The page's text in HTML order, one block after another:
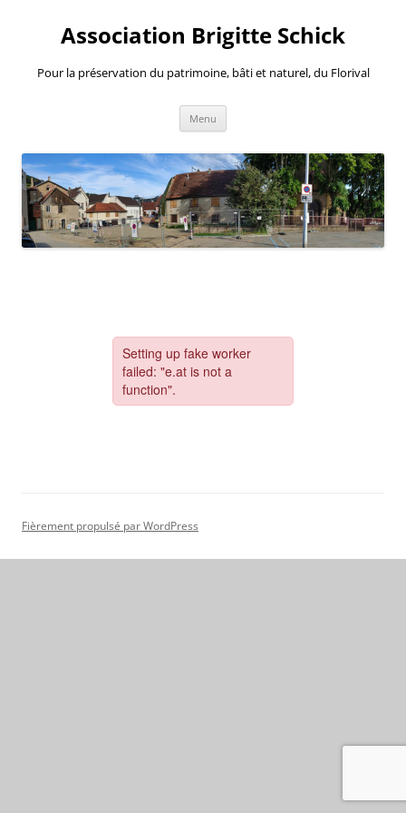
contenuAssociation Brigitte Schick
Pour la préservation du patrimoine, bâti et naturel, du Florival
Menu
Fièrement propulsé par WordPress